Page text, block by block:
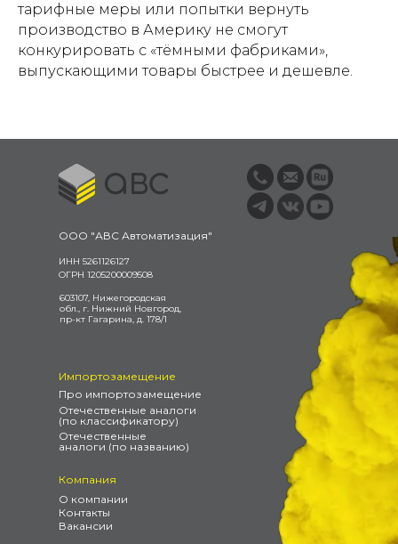
тарифные меры или попытки вернуть
производство в Америку не смогут
конкурировать с «тёмными фабриками»,
выпускающими товары быстрее и дешевле.
ИНН 5261126127
ОГРН 1205200009508
ООО "АВС Автоматизация"
603107, Нижегородская
обл., г. Нижний Новгород,
пр-кт Гагарина, д. 178/1
Отечественные
аналоги (по названию)
Про импортозамещение
Импортозамещение
Отечественные аналоги
(по классификатору)
Контакты
О компании
Компания
Вакансии